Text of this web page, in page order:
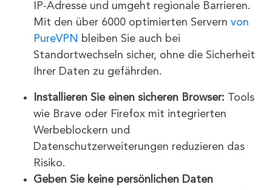
IP-Adresse und umgeht regionale Barrieren.
Mit den über 6000 optimierten Servern von
PureVPN bleiben Sie auch bei
Standortwechseln sicher, ohne die Sicherheit
Ihrer Daten zu gefährden.
Installieren Sie einen sicheren Browser: Tools
wie Brave oder Firefox mit integrierten
Werbeblockern und
Datenschutzerweiterungen reduzieren das
Risiko.
Geben Sie keine persönlichen Daten